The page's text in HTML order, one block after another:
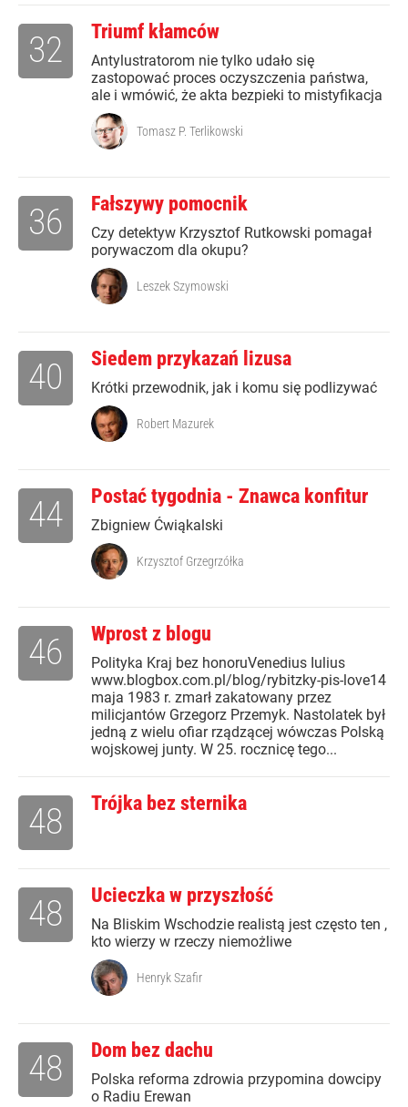
Triumf kłamców
Antylustratorom nie tylko udało się
zastopować proces oczyszczenia państwa,
ale i wmówić, że akta bezpieki to mistyfikacja
32
Tomasz P. Terlikowski
Fałszywy pomocnik
Czy detektyw Krzysztof Rutkowski pomagał
porywaczom dla okupu?
36
Leszek Szymowski
Siedem przykazań lizusa
Krótki przewodnik, jak i komu się podlizywać
40
Robert Mazurek
Postać tygodnia - Znawca konfitur
Zbigniew Ćwiąkalski
44
Krzysztof Grzegrzółka
Wprost z blogu
Polityka Kraj bez honoruVenedius Iulius
www.blogbox.com.pl/blog/rybitzky-pis-love14
maja 1983 r. zmarł zakatowany przez
milicjantów Grzegorz Przemyk. Nastolatek był
jedną z wielu ofiar rządzącej wówczas Polską
wojskowej junty. W 25. rocznicę tego...
46
Trójka bez sternika
48
Ucieczka w przyszłość
Na Bliskim Wschodzie realistą jest często ten ,
kto wierzy w rzeczy niemożliwe
48
Henryk Szafir
Dom bez dachu
Polska reforma zdrowia przypomina dowcipy
o Radiu Erewan
48